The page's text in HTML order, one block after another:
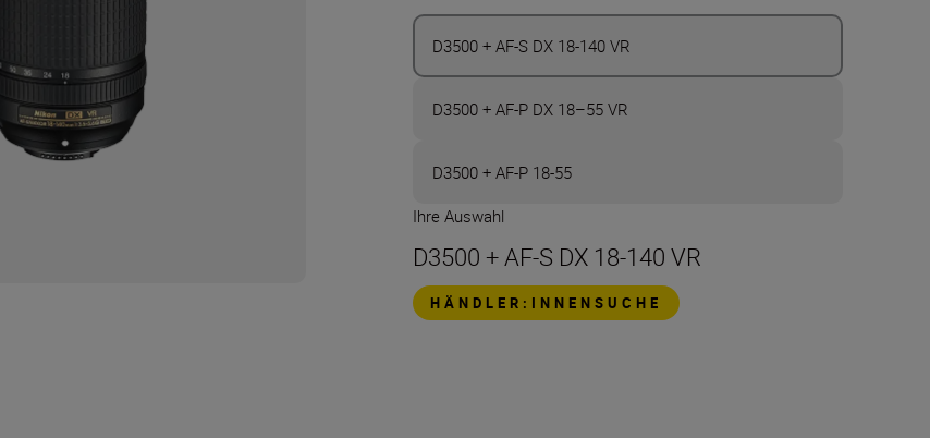
D3500 + AF-S DX 18-140 VR
D3500 + AF-P DX 18–55 VR
D3500 + AF-P 18-55
Ihre Auswahl
D3500 + AF-S DX 18-140 VR
HÄNDLER:INNENSUCHE